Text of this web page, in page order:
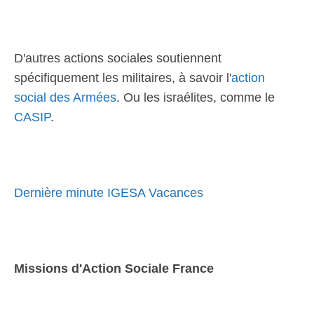
D'autres actions sociales soutiennent
spécifiquement les militaires, à savoir l'action
social des Armées. Ou les israélites, comme le
CASIP.
Dernière minute IGESA Vacances
Missions d'Action Sociale France